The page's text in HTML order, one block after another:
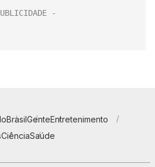
BrasilGenteEntretenimento
CiênciaSaúde